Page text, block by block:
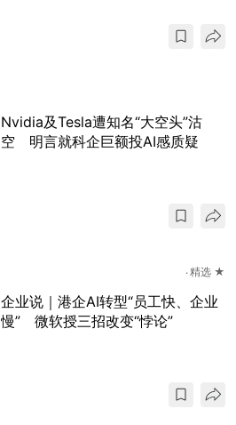
Nvidia及Tesla遭知名“大空头”沽
空 明言就科企巨额投AI感质疑
精选 ★
企业说｜港企AI转型“员工快、企业
慢” 微软授三招改变“悖论”